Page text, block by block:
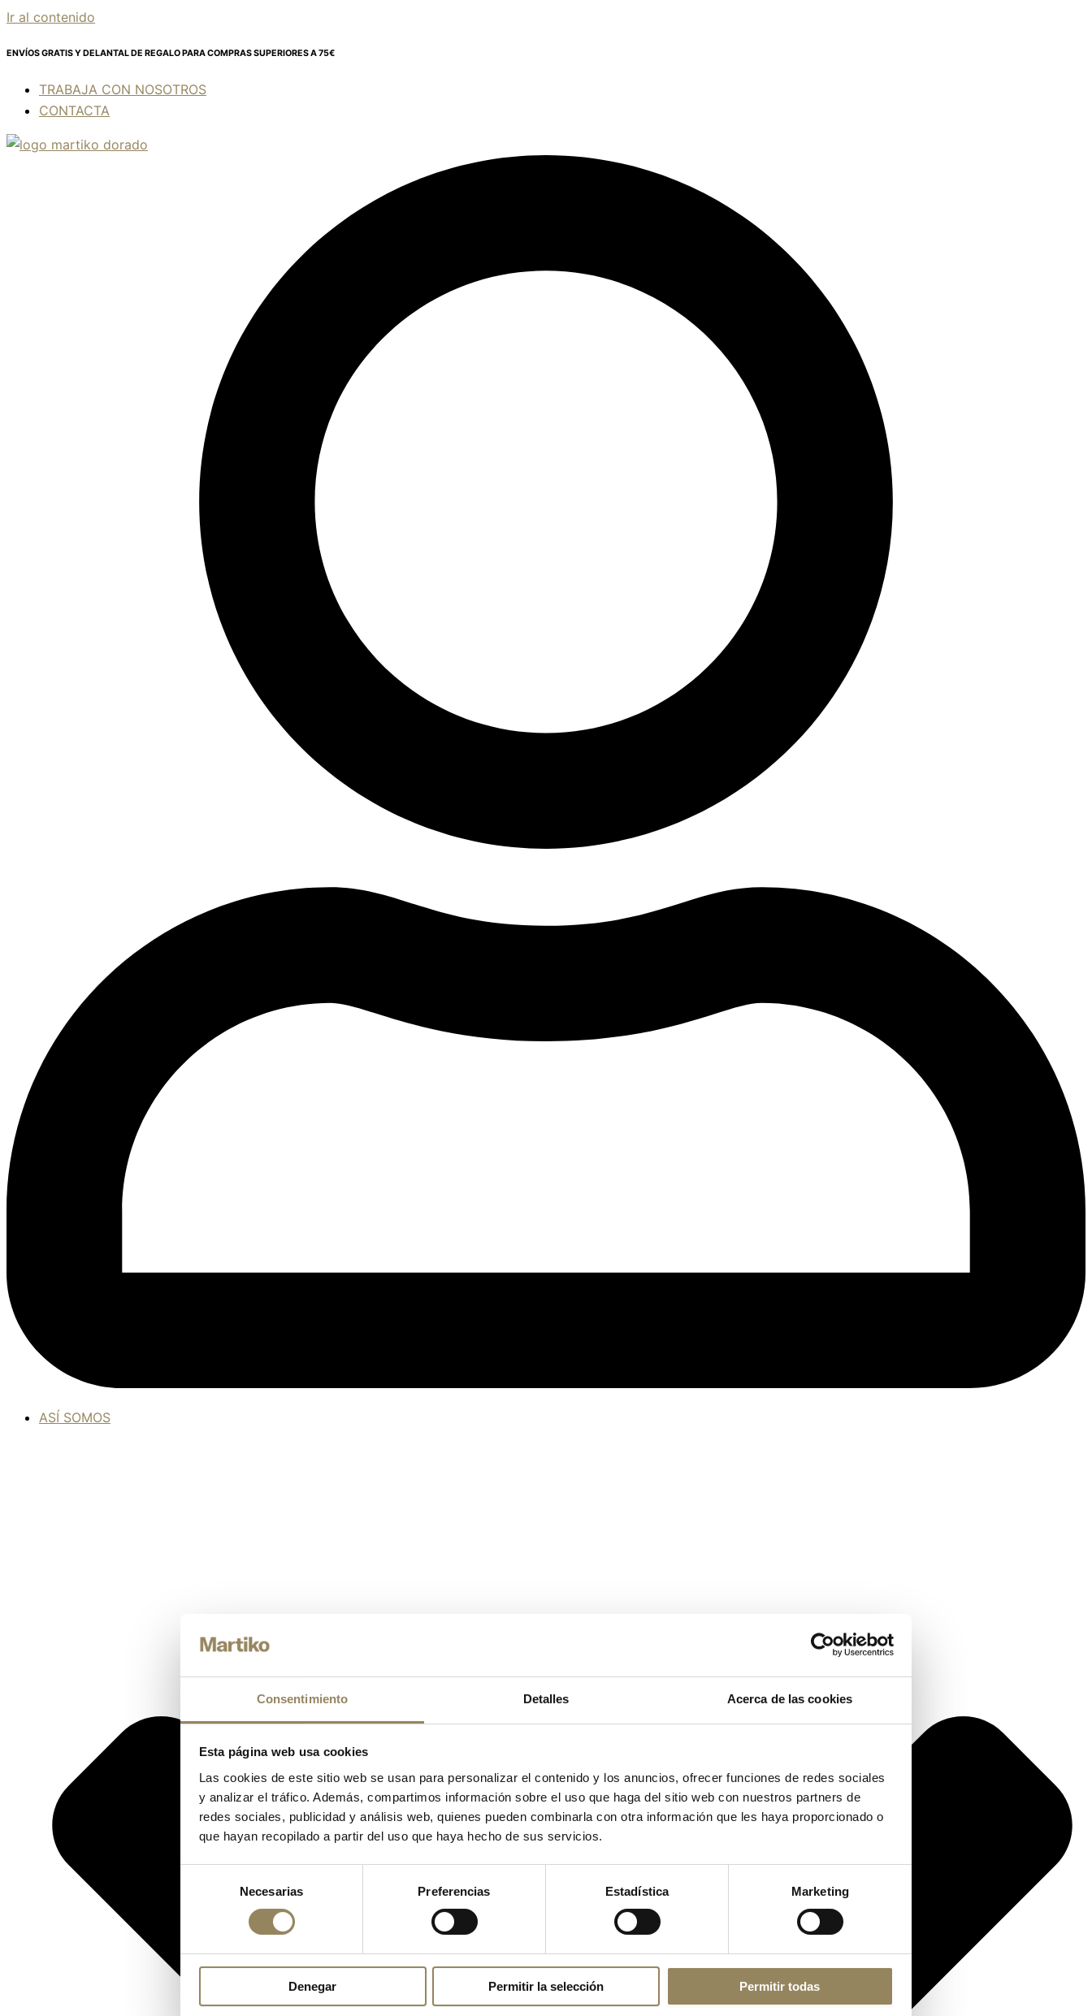
Consentimiento Detalles Acerca de las cookies
Esta página web usa cookies
Las cookies de este sitio web se usan para personalizar el contenido y los anuncios, ofrecer funciones de redes sociales
y analizar el tráfico. Además, compartimos información sobre el uso que haga del sitio web con nuestros partners de
redes sociales, publicidad y análisis web, quienes pueden combinarla con otra información que les haya proporcionado o
que hayan recopilado a partir del uso que haya hecho de sus servicios.
consentimiento
Necesarias Preferencias Estadística Marketing
Denegar Permitir la selección Permitir todas
Ir al contenido
ENVÍOS GRATIS Y DELANTAL DE REGALOPARA COMPRAS SUPERIORES A 75€
TRABAJA CON NOSOTROS
CONTACTA
ASÍ SOMOS